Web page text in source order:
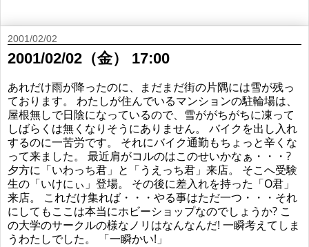
2001/02/02
2001/02/02（金） 17:00
あれだけ雨が降ったのに、まだまだ街の片隅には雪が残っ
ております。 わたしが住んでいるマンションの駐輪場は、
屋根無しで日陰になっているので、雪ががちがちに凍って
しばらくは無くなりそうにありません。 バイクを出し入れ
するのに一苦労です。 それにバイク通勤もちょっと辛くな
って来ました。 最近肩がコルのはこのせいかなぁ・・・?
夕方に「いわっち君」と「うえっち君」来店。 そこへ受験
生の「いけにぃ」登場。 その後に差入れを持った「O君」
来店。 これだけ集れば・・・やる事はただ一つ・・・それ
にしてもここは本当にホビーショップなのでしょうか? こ
の大学のサークルの様なノリはなんなんだ! 一瞬考えてしま
うわたしでした。 「一瞬かい!」